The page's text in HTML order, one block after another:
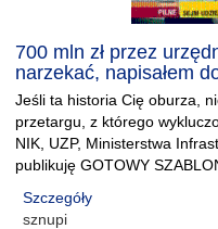
700 mln zł przez
narzekać, napisałem
Jeśli ta historia Cię oburza,
przetargu, z którego
NIK, UZP, Ministerstwa
publikuję GOTOWY
Szczegóły
sznupi